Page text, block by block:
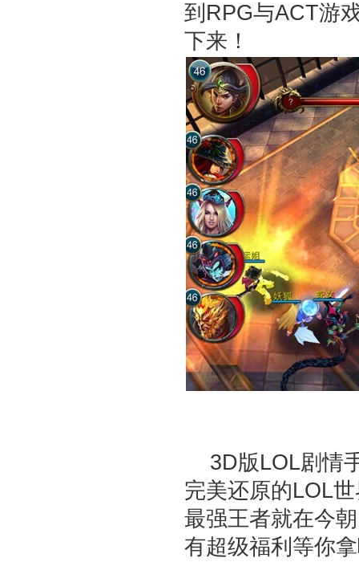
到RPG与ACT游
下来！
3D版LOL剧情
完美还原的LOL
最强王者就在今
有超级福利等你